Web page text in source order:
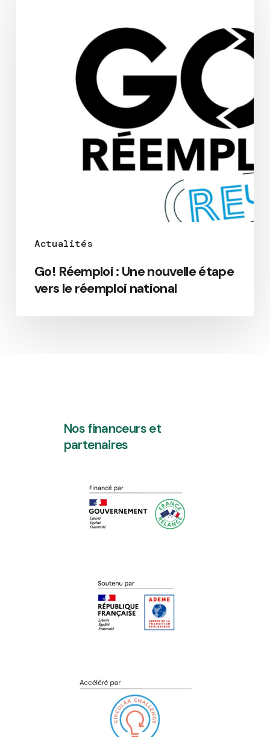
Actualités
Go! Réemploi : Une nouvelle étape
vers le réemploi national
Nos financeurs et
partenaires